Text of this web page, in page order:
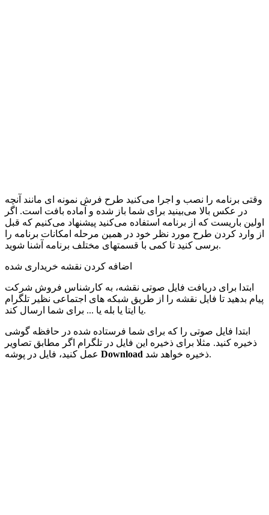
وقتی برنامه را نصب و اجرا می‌کنید طرح فرش نمونه ای مانند آنچه
در عکس بالا می‌بینید برای شما باز شده و آماده بافت است. اگر
اولین باریست که از برنامه استفاده می‌کنید پیشنهاد می‌کنیم که قبل
از وارد کردن طرح مورد نظر خود در همین مرحله امکانات برنامه را
برسی کنید تا کمی با قسمتهای مختلف برنامه آشنا شوید.
اضافه کردن نقشه خریداری شده
ابتدا برای دریافت فایل صوتی نقشه، به کارشناس فروش شرکت
پیام بدهید تا فایل نقشه را از طریق شبکه های اجتماعی نظیر تلگرام
یا ایتا یا بله یا ... برای شما ارسال کند.
ابتدا فایل صوتی را که برای شما فرستاده شده در حافظه گوشی
ذخیره کنید. مثلا برای ذخیره این فایل در تلگرام اگر مطابق تصاویر
Download ذخیره خواهد شد.